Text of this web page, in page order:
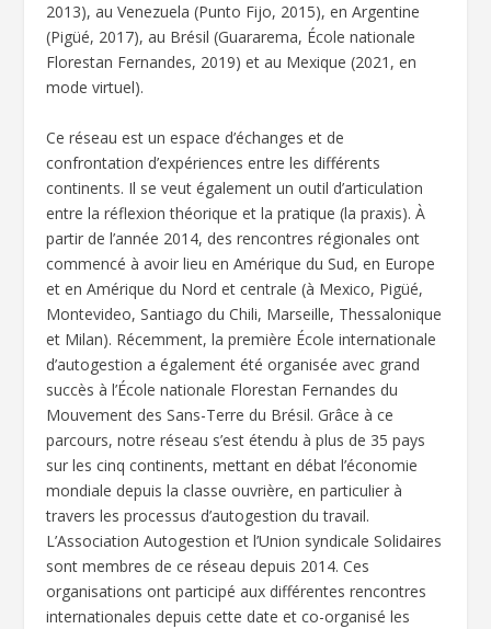
2013), au Venezuela (Punto Fijo, 2015), en Argentine
(Pigüé, 2017), au Brésil (Guararema, École nationale
Florestan Fernandes, 2019) et au Mexique (2021, en
mode virtuel).
Ce réseau est un espace d’échanges et de
confrontation d’expériences entre les différents
continents. Il se veut également un outil d’articulation
entre la réflexion théorique et la pratique (la praxis). À
partir de l’année 2014, des rencontres régionales ont
commencé à avoir lieu en Amérique du Sud, en Europe
et en Amérique du Nord et centrale (à Mexico, Pigüé,
Montevideo, Santiago du Chili, Marseille, Thessalonique
et Milan). Récemment, la première École internationale
d’autogestion a également été organisée avec grand
succès à l’École nationale Florestan Fernandes du
Mouvement des Sans-Terre du Brésil. Grâce à ce
parcours, notre réseau s’est étendu à plus de 35 pays
sur les cinq continents, mettant en débat l’économie
mondiale depuis la classe ouvrière, en particulier à
travers les processus d’autogestion du travail.
L’Association Autogestion et l’Union syndicale Solidaires
sont membres de ce réseau depuis 2014. Ces
organisations ont participé aux différentes rencontres
internationales depuis cette date et co-organisé les